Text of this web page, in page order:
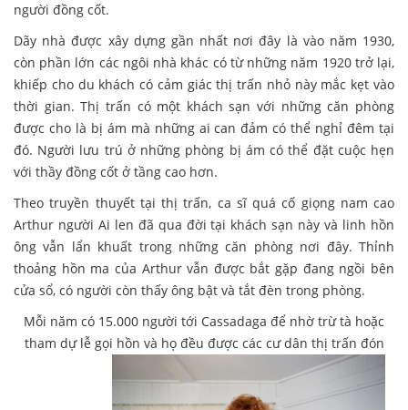
người đồng cốt.
Dãy nhà được xây dựng gần nhất nơi đây là vào năm 1930,
còn phần lớn các ngôi nhà khác có từ những năm 1920 trở lại,
khiếp cho du khách có cảm giác thị trấn nhỏ này mắc kẹt vào
thời gian. Thị trấn có một khách sạn với những căn phòng
được cho là bị ám mà những ai can đảm có thể nghỉ đêm tại
đó. Người lưu trú ở những phòng bị ám có thể đặt cuộc hẹn
với thầy đồng cốt ở tầng cao hơn.
Theo truyền thuyết tại thị trấn, ca sĩ quá cố giọng nam cao
Arthur người Ai len đã qua đời tại khách sạn này và linh hồn
ông vẫn lẩn khuất trong những căn phòng nơi đây. Thỉnh
thoảng hồn ma của Arthur vẫn được bắt gặp đang ngồi bên
cửa sổ, có người còn thấy ông bật và tắt đèn trong phòng.
Mỗi năm có 15.000 người tới Cassadaga để nhờ trừ tà hoặc
tham dự lễ gọi hồn và họ đều được các cư dân thị trấn đón